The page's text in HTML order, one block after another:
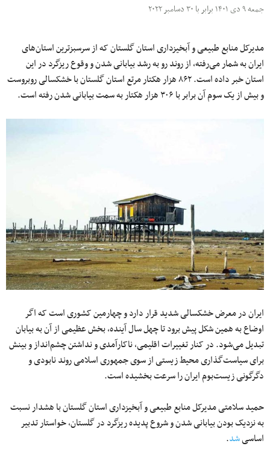
جمعه ۹ دی ۱۴۰۱ برابر با ۳۰ دسامبر ۲۰۲۲
مدیرکل منابع طبیعی و آبخیزداری استان گلستان که از سرسبزترین استان‌های
ایران به شمار می‌رفته، از روند رو به رشد بیابانی شدن و وقوع ریزگرد در این
استان خبر داده است. ۸۶۲ هزار هکتار مرتع استان گلستان با خشکسالی روبروست
و بیش از یک سوم آن برابر با ۳۰۶ هزار هکتار به سمت بیابانی شدن رفته است.
ایران در معرض خشکسالی شدید قرار دارد و چهارمین کشوری است که اگر
اوضاع به همین شکل پیش برود تا چهل سال آینده، بخش عظیمی از آن به بیابان
تبدیل می‌شود. در کنار تغییرات اقلیمی، ناکارآمدی و نداشتن چشم‌انداز و بینش
برای سیاست‌گذاری محیط‌ زیستی از سوی جمهوری اسلامی روند نابودی و
دگرگونی زیست‌بوم ایران را سرعت بخشیده است.
حمید سلامتی مدیرکل منابع طبیعی و آبخیزداری استان گلستان با هشدار نسبت
به نزدیک بودن بیابانی شدن و شروع پدیده ریزگرد در گلستان، خواستار تدبیر
اساسیشد.